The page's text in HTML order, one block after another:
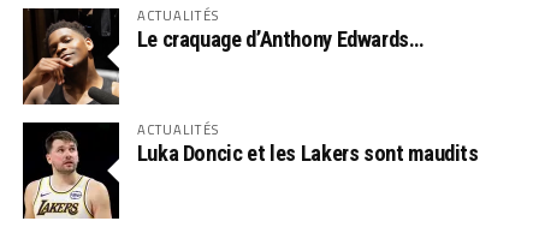
ACTUALITÉS
Le craquage d’Anthony Edwards…
ACTUALITÉS
Luka Doncic et les Lakers sont maudits